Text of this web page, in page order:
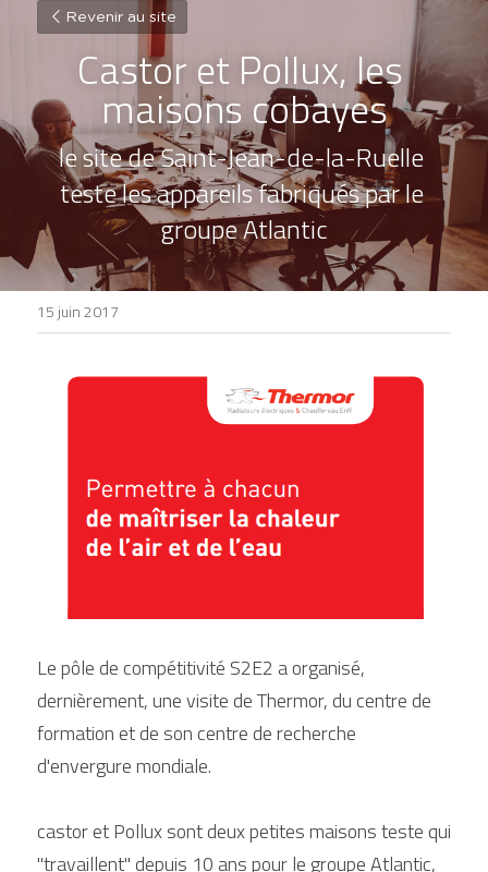
Revenir au site
Castor et Pollux, les
maisons cobayes
le site de Saint-Jean-de-la-Ruelle
teste les appareils fabriqués par le
groupe Atlantic
15 juin 2017
Le pôle de compétitivité S2E2 a organisé,
dernièrement, une visite de Thermor, du centre de
formation et de son centre de recherche
d'envergure mondiale.
castor et Pollux sont deux petites maisons teste qui
"travaillent" depuis 10 ans pour le groupe Atlantic,